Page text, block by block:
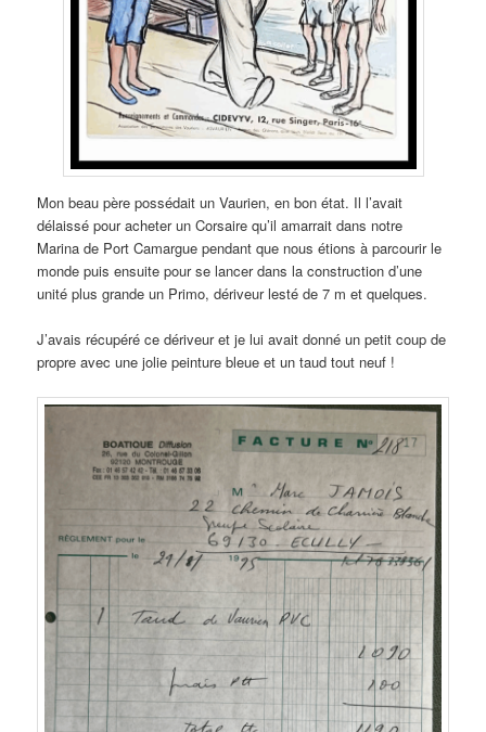
Mon beau père possédait un Vaurien, en bon état. Il l’avait
délaissé pour acheter un Corsaire qu’il amarrait dans notre
Marina de Port Camargue pendant que nous étions à parcourir le
monde puis ensuite pour se lancer dans la construction d’une
unité plus grande un Primo, dériveur lesté de 7 m et quelques.
J’avais récupéré ce dériveur et je lui avait donné un petit coup de
propre avec une jolie peinture bleue et un taud tout neuf !